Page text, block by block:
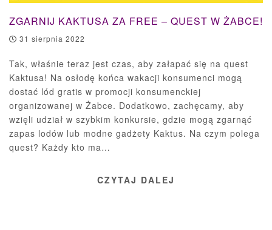
ZGARNIJ KAKTUSA ZA FREE – QUEST W ŻABCE!
31 sierpnia 2022
Tak, właśnie teraz jest czas, aby załapać się na quest
Kaktusa! Na osłodę końca wakacji konsumenci mogą
dostać lód gratis w promocji konsumenckiej
organizowanej w Żabce. Dodatkowo, zachęcamy, aby
wzięli udział w szybkim konkursie, gdzie mogą zgarnąć
zapas lodów lub modne gadżety Kaktus. Na czym polega
quest? Każdy kto ma…
CZYTAJ DALEJ